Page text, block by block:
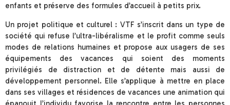
enfants et préserve des formules d’accueil à petits prix.
Un projet politique et culturel : VTF s’inscrit dans un type de
société qui refuse l’ultra-libéralisme et le profit comme seuls
modes de relations humaines et propose aux usagers de ses
équipements des vacances qui soient des moments
privilégiés de distraction et de détente mais aussi de
développement personnel. Elle s’applique à mettre en place
dans ses villages et résidences de vacances une animation qui